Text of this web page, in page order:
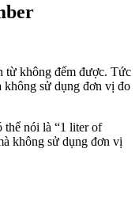
từ không đếm được. Tức
không sử dụng đơn vị đo
thể nói là “1 liter of
không sử dụng đơn vị